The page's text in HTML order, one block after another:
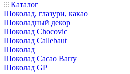
Каталог
Шоколад, глазури, какао
Шоколадный декор
Шоколад Chocovic
Шоколад Callebaut
Шоколад
Шоколад Cacao Barry
Шоколад GP